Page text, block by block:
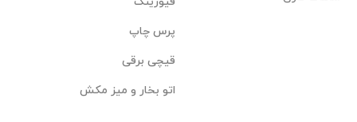
پرس چاپ
قیچی برقی
اتو بخار و میز مکش